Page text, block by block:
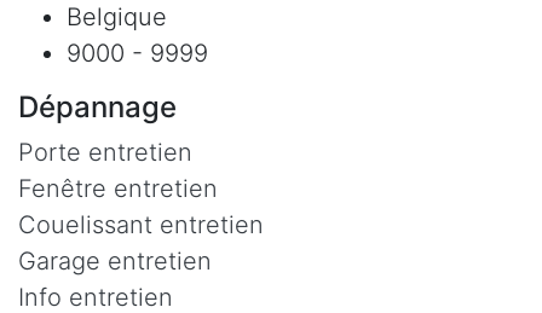
Belgique
9000 - 9999
Dépannage
Porte entretien
Fenêtre entretien
Couelissant entretien
Garage entretien
Info entretien